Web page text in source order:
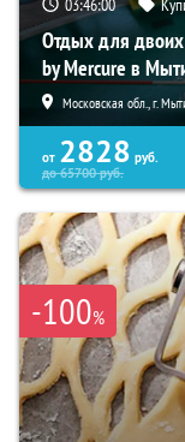
03:45:58
Отдых для двоих
by Mercure в
Московская обл., г.
от 2828 руб.
до65700руб.
-100%